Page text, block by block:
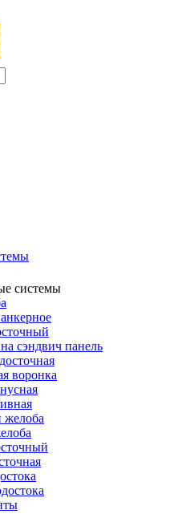
системы
сэндвич панель
воронка